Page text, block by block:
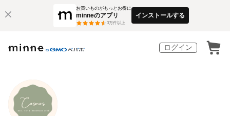
お買いものがもっとお得に
minneのアプリ
3万件以上
インストールする
ログイン